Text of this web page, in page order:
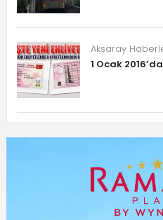
Aksaray
1 Ocak